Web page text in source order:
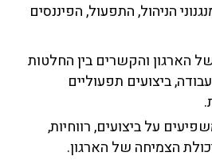
הניהול, התפעול, הפיננסים
והקשרים בין החלטות
ביצועים תפעוליים
על ביצועים, רווחיות,
הצמיחה של הארגון.